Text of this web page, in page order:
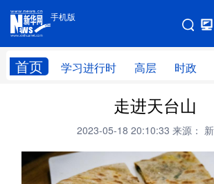
手机版
首页 学习进行时 高层 时政
手机版
网站地图
高层 时政
财经 网评
台湾 思客智库 全球连线
走进天台山
2023-05-18 20:10:33 来源：